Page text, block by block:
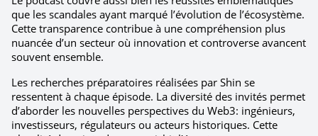
que les scandales ayant marqué l’évolution de l’écosystème.
Cette transparence contribue à une compréhension plus
nuancée d’un secteur où innovation et controverse avancent
souvent ensemble.
Les recherches préparatoires réalisées par Shin se
ressentent à chaque épisode. La diversité des invités permet
d’aborder les nouvelles perspectives du Web3: ingénieurs,
investisseurs, régulateurs ou acteurs historiques. Cette